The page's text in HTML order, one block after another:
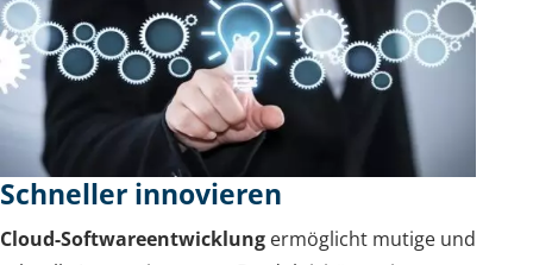
Schneller innovieren
Cloud-Softwareentwicklung ermöglicht mutige und